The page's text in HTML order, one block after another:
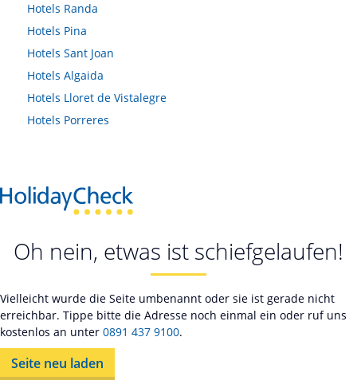
Hotels Randa
Hotels Pina
Hotels Sant Joan
Hotels Algaida
Hotels Lloret de Vistalegre
Hotels Porreres
Oh nein, etwas ist schiefgelaufen!
Vielleicht wurde die Seite umbenannt oder sie ist gerade nicht
erreichbar. Tippe bitte die Adresse noch einmal ein oder ruf uns
kostenlos an unter 0891 437 9100.
Seite neu laden